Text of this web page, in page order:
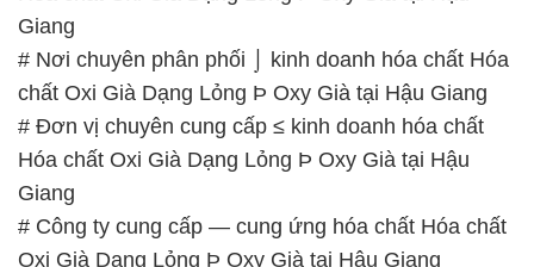
Hóa chất Oxi Già Dạng Lỏng Þ Oxy Già tại Hậu
Giang
# Công ty cung cấp — cung ứng hóa chất Hóa chất
Oxi Già Dạng Lỏng Þ Oxy Già tại Hậu Giang
# Địa chỉ chuyên cung cấp ≤ kinh doanh hóa chất
Hóa chất Oxi Già Dạng Lỏng Þ Oxy Già tại Hậu
Giang
# Công ty chuyên bán = phân phối hóa chất Hóa